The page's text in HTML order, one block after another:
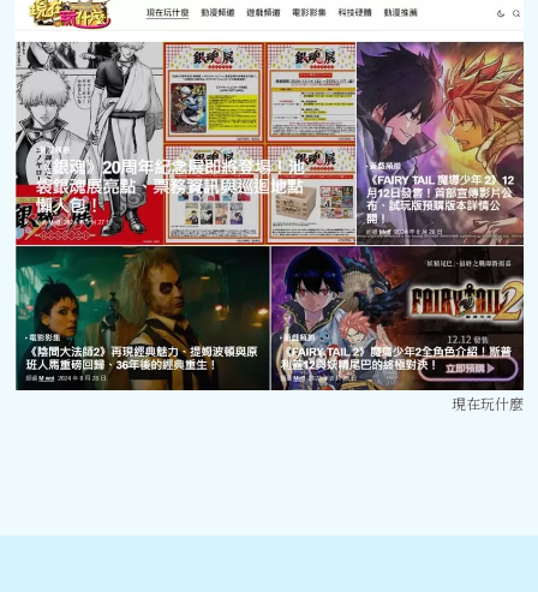
現在玩什麼